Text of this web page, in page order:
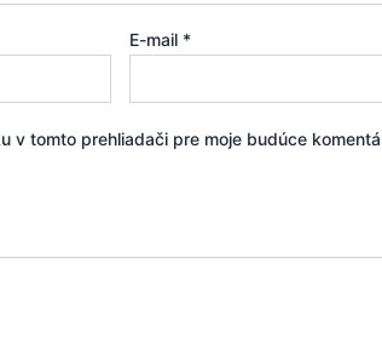
E-mail *
v tomto prehliadači pre moje budúce